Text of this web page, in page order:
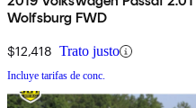
Wolfsburg FWD
$12,418 Trato justo
Incluye tarifas de conc.